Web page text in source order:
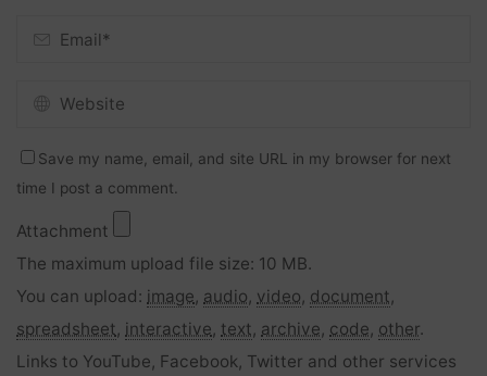
Save my name, email, and site URL in my browser for next
time I post a comment.
Attachment
The maximum upload file size: 10 MB.
You can upload: image, audio, video, document,
spreadsheet, interactive, text, archive, code, other.
Links to YouTube, Facebook, Twitter and other services